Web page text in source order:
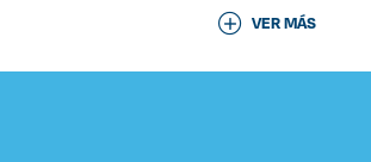
VER MÁS